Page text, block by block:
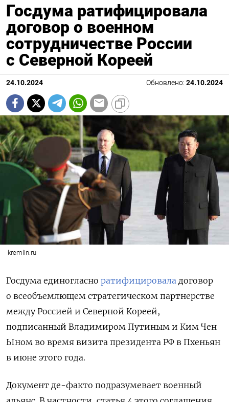
Госдума ратифицировала
договор о военном
сотрудничестве России
с Северной Кореей
24.10.2024 Обновлено: 24.10.2024
kremlin.ru
Госдума единогласно ратифицировала договор
о всеобъемлющем стратегическом партнерстве
между Россией и Северной Кореей,
подписанный Владимиром Путиным и Ким Чен
Ыном во время визита президента РФ в Пхеньян
в июне этого года.
Документ де-факто подразумевает военный